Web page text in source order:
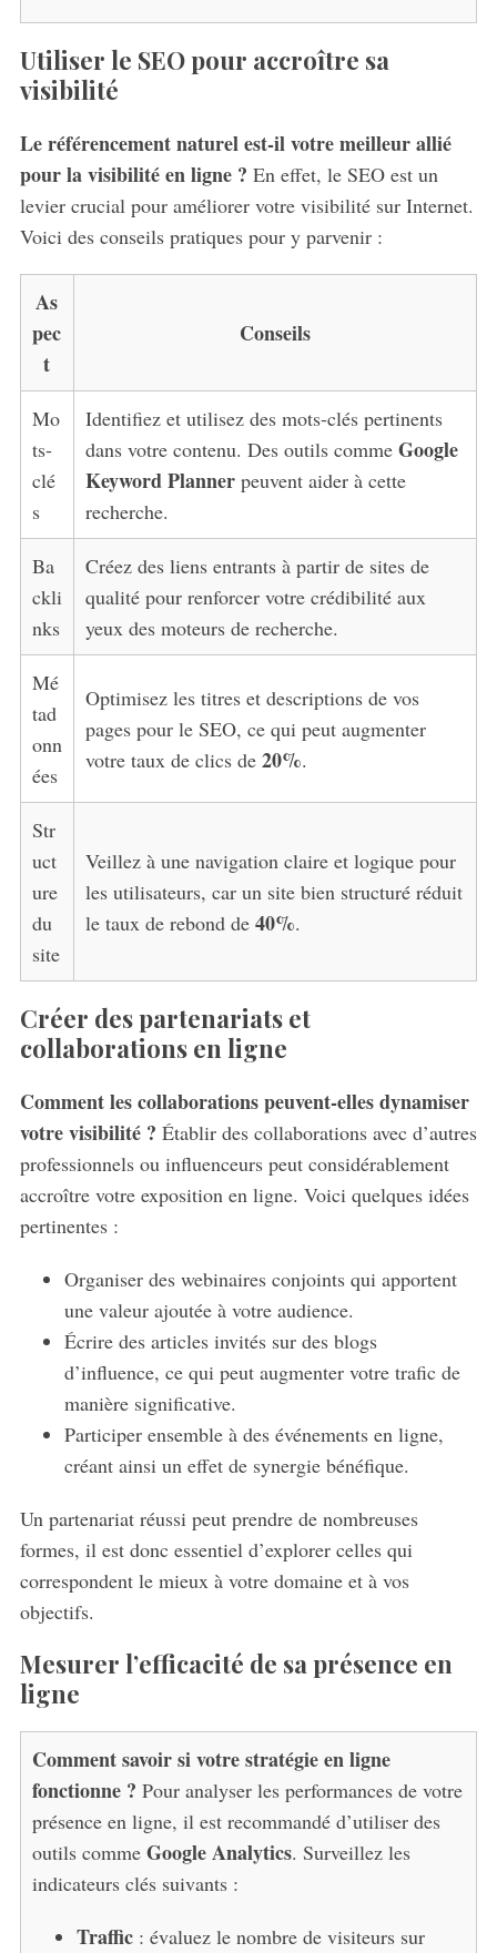
Utiliser le SEO pour accroître sa
visibilité
Le référencement naturel est-il votre meilleur allié
pour la visibilité en ligne ? En effet, le SEO est un
levier crucial pour améliorer votre visibilité sur Internet.
Voici des conseils pratiques pour y parvenir :
As
pec
t
Conseils
Mo
ts-
clé
s
Identifiez et utilisez des mots-clés pertinents
dans votre contenu. Des outils comme Google
Keyword Plannerpeuvent aider à cette
recherche.
Ba
ckli
nks
Créez des liens entrants à partir de sites de
qualité pour renforcer votre crédibilité aux
yeux des moteurs de recherche.
Mé
tad
onn
ées
Optimisez les titres et descriptions de vos
pages pour le SEO, ce qui peut augmenter
votre taux de clics de 20%.
Str
uct
ure
du
site
Veillez à une navigation claire et logique pour
les utilisateurs, car un site bien structuré réduit
le taux de rebond de 40%.
Créer des partenariats et
collaborations en ligne
Comment les collaborations peuvent-elles dynamiser
votre visibilité ? Établir des collaborations avec d’autres
professionnels ou influenceurs peut considérablement
accroître votre exposition en ligne. Voici quelques idées
pertinentes :
Organiser des webinaires conjoints qui apportent
une valeur ajoutée à votre audience.
Écrire des articles invités sur des blogs
d’influence, ce qui peut augmenter votre trafic de
manière significative.
Participer ensemble à des événements en ligne,
créant ainsi un effet de synergie bénéfique.
Un partenariat réussi peut prendre de nombreuses
formes, il est donc essentiel d’explorer celles qui
correspondent le mieux à votre domaine et à vos
objectifs.
Mesurer l’efficacité de sa présence en
ligne
Comment savoir si votre stratégie en ligne
fonctionne ? Pour analyser les performances de votre
présence en ligne, il est recommandé d’utiliser des
outils comme Google Analytics. Surveillez les
indicateurs clés suivants :
Traffic: évaluez le nombre de visiteurs sur
S
e
r
c
f
o